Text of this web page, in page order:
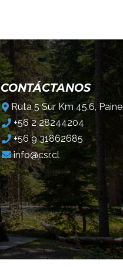
CONTÁCTANOS
Ruta 5 Sur Km 45.6, Paine
+56 2 28244204
+56 9 31862685
info@csr.cl